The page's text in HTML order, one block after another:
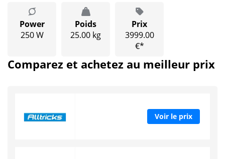
Power
250 W
Poids
25.00 kg
Prix
3999.00
€*
Comparez et achetez au meilleur prix
Voir le prix